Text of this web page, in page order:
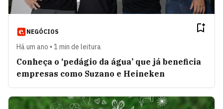
NEGÓCIOS
Há um ano • 1 min de leitura
Conheça o ‘pedágio da água’ que já beneficia
empresas como Suzano e Heineken